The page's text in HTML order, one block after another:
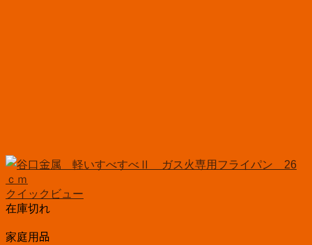
クイックビュー
在庫切れ
家庭用品